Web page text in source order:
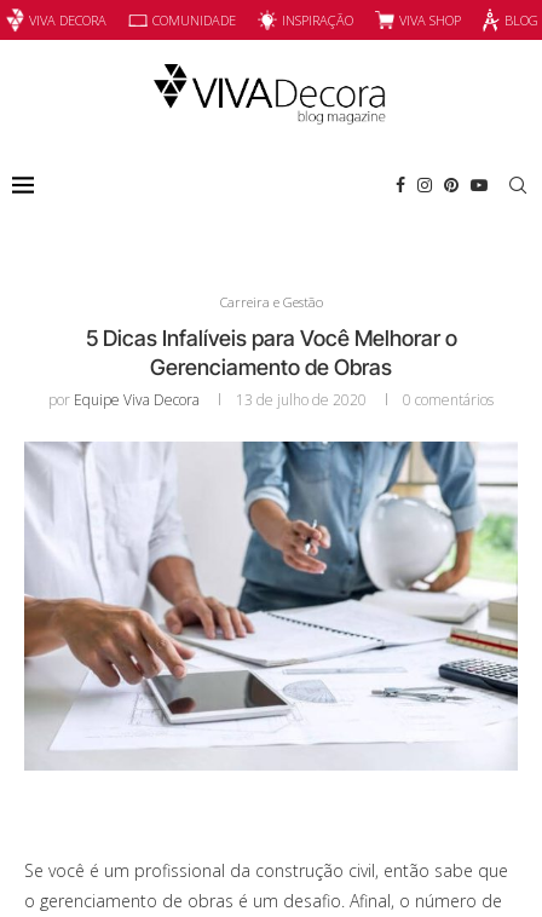
VIVA DECORA COMUNIDADE INSPIRAÇÃO VIVA SHOP
Carreira e Gestão
5 Dicas Infalíveis para Você Melhorar o
Gerenciamento de Obras
por Equipe Viva Decora 13 de julho de 2020 0 comentários
Se você é um profissional da construção civil, então sabe que
o gerenciamento de obras é um desafio. Afinal, o número de